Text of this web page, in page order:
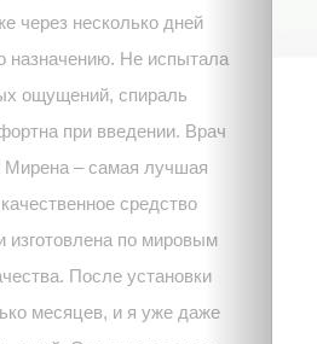
через несколько дней
назначению. Не испытала
ощущений, спираль
при введении. Врач
Мирена – самая лучшая
средство
изготовлена по мировым
После установки
месяцев, и я уже даже